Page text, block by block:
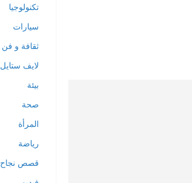
تكنولوجيا
سيارات
ثقافة و فن
لايف ستايل
بيئة
صحة
المرأة
رياضة
قصص نجاح